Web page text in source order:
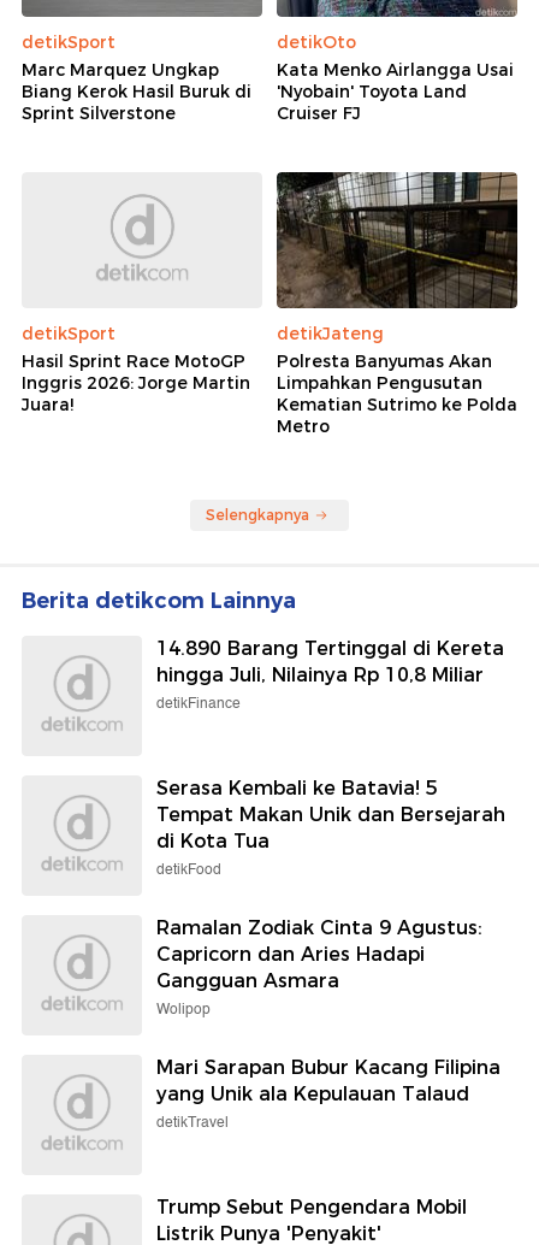
detikSport
Marc Marquez Ungkap
Biang Kerok Hasil Buruk di
Sprint Silverstone
detikOto
Kata Menko Airlangga Usai
'Nyobain' Toyota Land
Cruiser FJ
detikSport
Hasil Sprint Race MotoGP
Inggris 2026: Jorge Martin
Juara!
detikJateng
Polresta Banyumas Akan
Limpahkan Pengusutan
Kematian Sutrimo ke Polda
Metro
Selengkapnya
Berita detikcom Lainnya
14.890 Barang Tertinggal di Kereta
hingga Juli, Nilainya Rp 10,8 Miliar
detikFinance
Serasa Kembali ke Batavia! 5
Tempat Makan Unik dan Bersejarah
di Kota Tua
detikFood
Ramalan Zodiak Cinta 9 Agustus:
Capricorn dan Aries Hadapi
Gangguan Asmara
Wolipop
Mari Sarapan Bubur Kacang Filipina
yang Unik ala Kepulauan Talaud
detikTravel
Trump Sebut Pengendara Mobil
Listrik Punya 'Penyakit'